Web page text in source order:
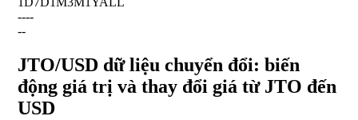
----
--
JTO/USD dữ liệu chuyển đổi: biến
động giá trị và thay đổi giá từ JTO đến
USD